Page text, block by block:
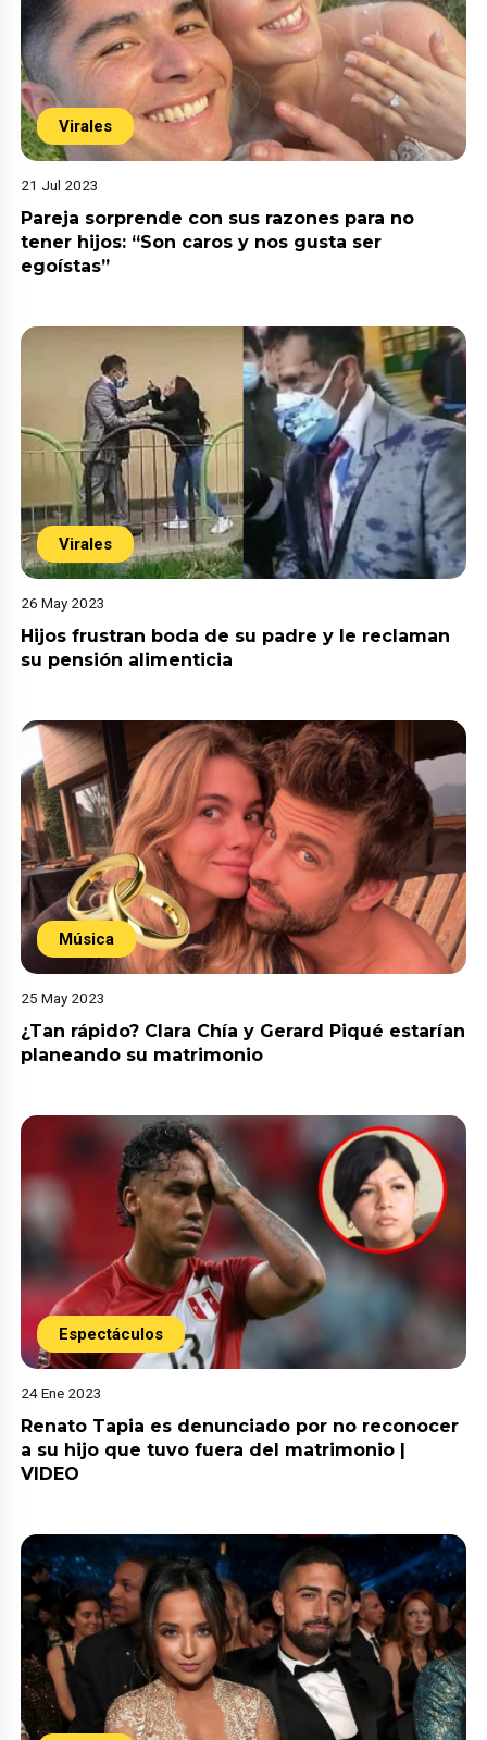
Virales
21 Jul 2023
Pareja sorprende con sus razones para no
tener hijos: “Son caros y nos gusta ser
egoístas”
Virales
26 May 2023
Hijos frustran boda de su padre y le reclaman
su pensión alimenticia
Música
25 May 2023
¿Tan rápido? Clara Chía y Gerard Piqué estarían
planeando su matrimonio
Espectáculos
24 Ene 2023
Renato Tapia es denunciado por no reconocer
a su hijo que tuvo fuera del matrimonio |
VIDEO